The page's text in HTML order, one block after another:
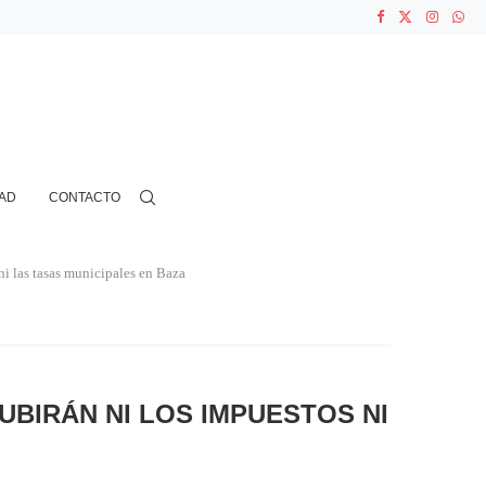
CONTACTO
las tasas municipales en Baza
NI LOS IMPUESTOS NI